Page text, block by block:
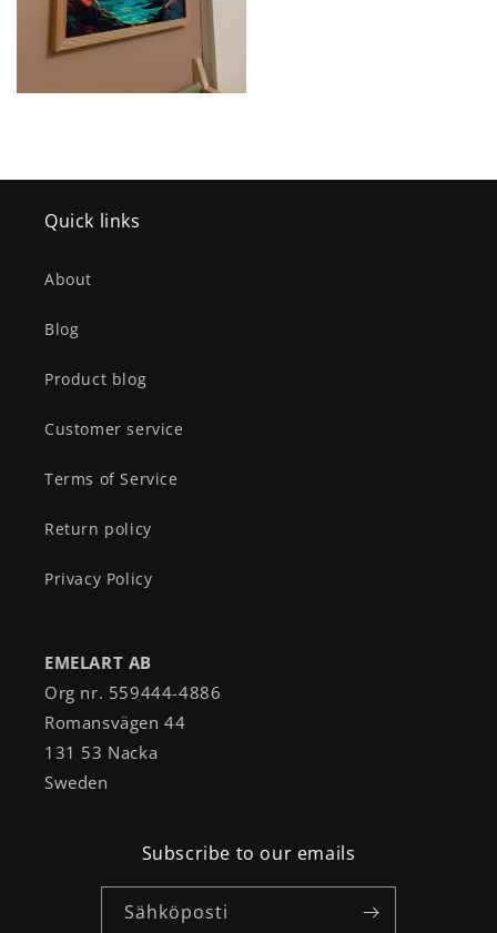
Quick links
About
Blog
Product blog
Customer service
Terms of Service
Return policy
Privacy Policy
EMELART AB
Org nr. 559444-4886
Romansvägen 44
131 53 Nacka
Sweden
Subscribe to our emails
Sähköposti